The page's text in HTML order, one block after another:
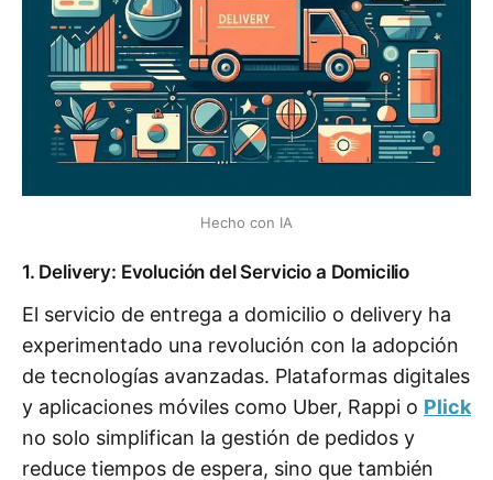
Hecho con IA
1. Delivery: Evolución del Servicio a Domicilio
El servicio de entrega a domicilio o delivery ha
experimentado una revolución con la adopción
de tecnologías avanzadas. Plataformas digitales
y aplicaciones móviles como Uber, Rappi o Plick
no solo simplifican la gestión de pedidos y
reduce tiempos de espera, sino que también